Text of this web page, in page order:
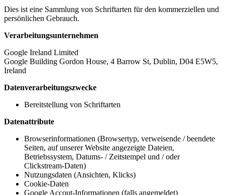
Dies ist eine Sammlung von Schriftarten für den kommerziellen und
persönlichen Gebrauch.
Verarbeitungsunternehmen
Google Ireland Limited
Google Building Gordon House, 4 Barrow St, Dublin, D04 E5W5,
Ireland
Datenverarbeitungszwecke
Bereitstellung von Schriftarten
Datenattribute
Browserinformationen (Browsertyp, verweisende / beendete
Seiten, auf unserer Website angezeigte Dateien,
Betriebssystem, Datums- / Zeitstempel und / oder
Clickstream-Daten)
Nutzungsdaten (Ansichten, Klicks)
Cookie-Daten
Google Accout-Informationen (falls angemeldet)